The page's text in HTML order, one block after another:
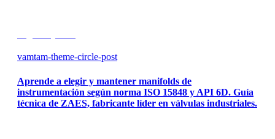
vamtam-theme-circle-post
Aprende a elegir y mantener manifolds de
instrumentación según norma ISO 15848 y API 6D. Guía
técnica de ZAES, fabricante líder en válvulas industriales.